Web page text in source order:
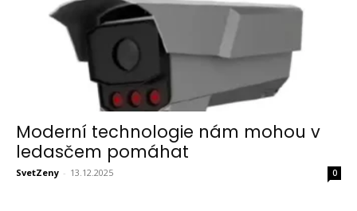
Moderní technologie nám mohou v
ledasčem pomáhat
SvetZeny - 13.12.2025 0